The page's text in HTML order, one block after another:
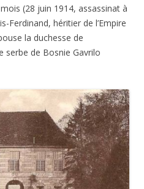
(28 juin 1914, assassinat à
Ferdinand, héritier de l’Empire
la duchesse de
serbe de Bosnie Gavrilo